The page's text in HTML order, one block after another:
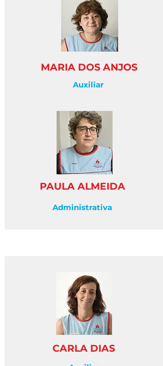
MARIA DOS ANJOS
Auxiliar
PAULA ALMEIDA
Administrativa
CARLA DIAS